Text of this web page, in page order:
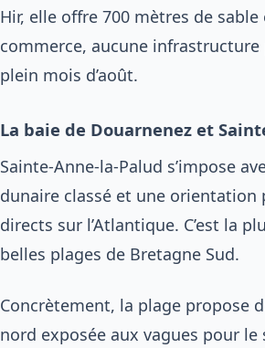
Hir, elle offre 700 mètres de
commerce, aucune
plein mois d’août.
La baie de Douarnenez et
Sainte-Anne-la-Palud s’impose
dunaire classé et une
directs sur l’Atlantique. C’est la
belles plages de Bretagne Sud.
Concrètement, la plage propose
nord exposée aux vagues pour